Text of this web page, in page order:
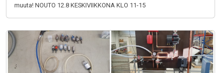
muuta! NOUTO 12.8 KESKIVIIKKONA KLO 11-15